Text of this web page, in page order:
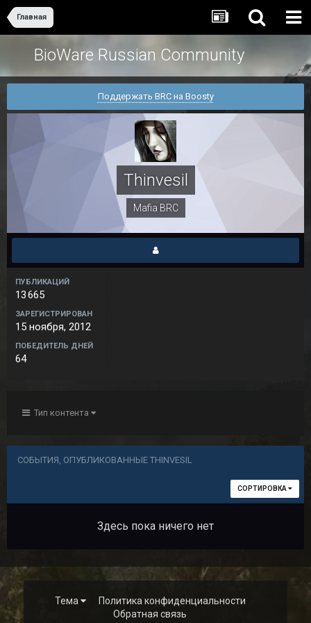
Главная
BioWare Russian Community
Поддержать BRC на Boosty
Thinvesil
Mafia BRC
ПУБЛИКАЦИЙ
13 665
ЗАРЕГИСТРИРОВАН
15 ноября, 2012
ПОБЕДИТЕЛЬ ДНЕЙ
64
Тип контента
СОБЫТИЯ, ОПУБЛИКОВАННЫЕ THINVESIL
СОРТИРОВКА
Здесь пока ничего нет
Тема
Политика конфиденциальности
Обратная связь